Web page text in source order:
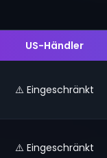
US-Händler
⚠️ Eingeschränkt
⚠️ Eingeschränkt